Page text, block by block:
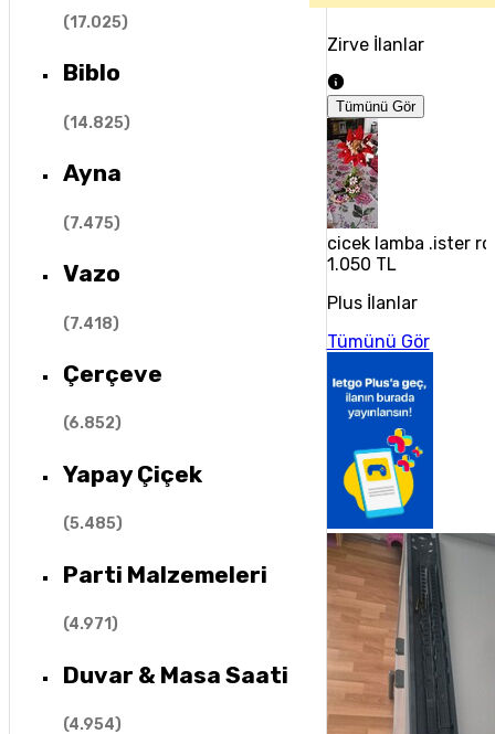
(17.025)
Biblo
(14.825)
Ayna
(7.475)
Vazo
(7.418)
Çerçeve
(6.852)
Yapay Çiçek
(5.485)
Parti Malzemeleri
(4.971)
Duvar & Masa Saati
(4.954)
Zirve İlanlar
Tümünü Gör
cicek lamba .ister
1.050 TL
Plus İlanlar
Tümünü Gör